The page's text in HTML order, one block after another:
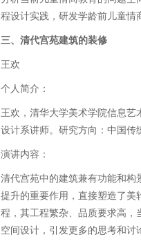
程设计实践，研发学龄前儿童情
三、清代宫苑建筑的装修
王欢
个人简介：
王欢，清华大学美术学院信息
设计系讲师。研究方向：中国传
演讲内容：
清代宫苑中的建筑兼有功能和构
提升的重要作用，直接塑造了美
程，其工程繁杂、品质要求高，
空间设计，引发更多的思考和讨